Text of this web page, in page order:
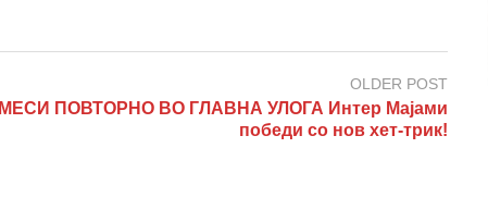
OLDER POST
МЕСИ ПОВТОРНО ВО ГЛАВНА УЛОГА Интер Мајами
победи со нов хет-трик!